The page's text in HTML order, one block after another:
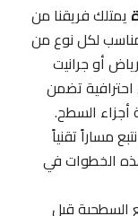
فريقنا من
لكل نوع من
أو جرانيت
تضمن
السطح.
مساراً تقنياً
الخطوات في
قبل